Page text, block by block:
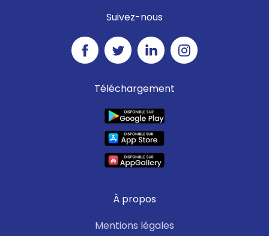
Suivez-nous
Téléchargement
À propos
Mentions légales